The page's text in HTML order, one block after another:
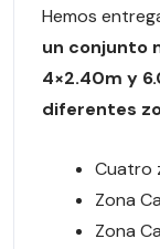
Hemos
un conjunto
4×2.40m y
diferentes
Cuatro
Zona
Zona